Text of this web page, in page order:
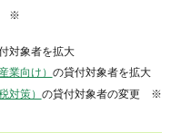
※
対象者を拡大
業向け） の貸付対象者を拡大
対策） の貸付対象者の変更 ※